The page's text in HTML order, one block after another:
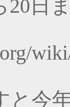
20 日
と今